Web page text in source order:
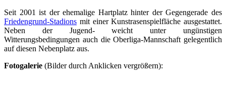
Seit 2001 ist der ehemalige Hartplatz hinter der Gegengerade des
Friedengrund-Stadions mit einer Kunstrasenspielfläche ausgestattet.
Neben der Jugend- weicht unter ungünstigen
Witterungsbedingungen auch die Oberliga-Mannschaft gelegentlich
auf diesen Nebenplatz aus.
Fotogalerie (Bilder durch Anklicken vergrößern):